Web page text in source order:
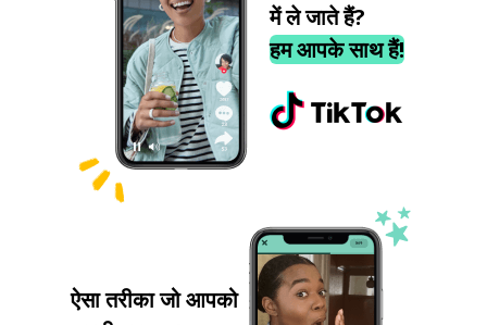
में ले जाते हैं?
हम आपके साथ हैं!
ऐसा तरीका जो आपको